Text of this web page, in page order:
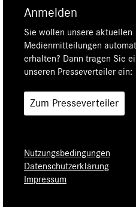
Anmelden
Sie wollen unsere aktuellen
Medienmitteilungen
erhalten? Dann tragen Sie
unseren Presseverteiler ein:
Zum Presseverteiler
Nutzungsbedingungen
Datenschutzerklärung
Impressum